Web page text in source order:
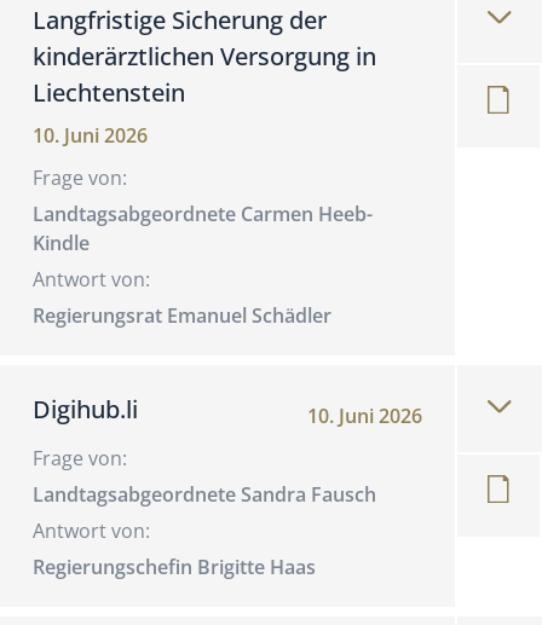
Langfristige Sicherung der
kinderärztlichen Versorgung in
Liechtenstein
10. Juni 2026
Frage von:
Landtagsabgeordnete Carmen Heeb-
Kindle
Antwort von:
Regierungsrat Emanuel Schädler
Digihub.li
10. Juni 2026
Frage von:
Landtagsabgeordnete Sandra Fausch
Antwort von:
Regierungschefin Brigitte Haas